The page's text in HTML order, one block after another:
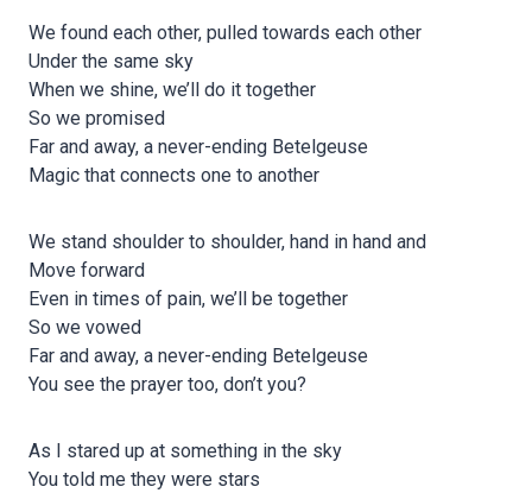
We found each other, pulled towards each other
Under the same sky
When we shine, we’ll do it together
So we promised
Far and away, a never-ending Betelgeuse
Magic that connects one to another
We stand shoulder to shoulder, hand in hand and
Move forward
Even in times of pain, we’ll be together
So we vowed
Far and away, a never-ending Betelgeuse
You see the prayer too, don’t you?
As I stared up at something in the sky
You told me they were stars